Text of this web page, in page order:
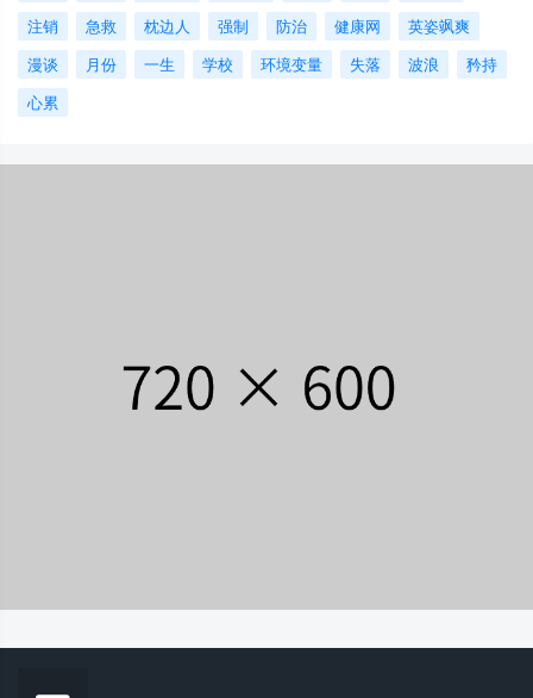
注销
急救 枕边人 强制 防治 健康网
英姿飒爽
漫谈
月份 一生 学校 环境变量 失落 波浪
矜持
心累